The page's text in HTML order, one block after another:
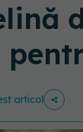
articol